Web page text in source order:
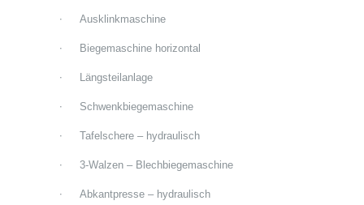
Ausklinkmaschine
Biegemaschine horizontal
Längsteilanlage
Schwenkbiegemaschine
Tafelschere – hydraulisch
3-Walzen – Blechbiegemaschine
Abkantpresse – hydraulisch